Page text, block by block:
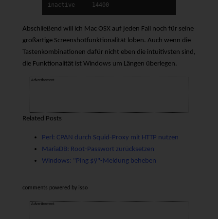
inactive     14400
Abschließend will ich Mac OSX auf jeden Fall noch für seine
großartige Screenshotfunktionalität loben. Auch wenn die
Tastenkombinationen dafür nicht eben die intuitivsten sind,
die Funktionalität ist Windows um Längen überlegen.
Advertisement
Related Posts
Perl: CPAN durch Squid-Proxy mit HTTP nutzen
MariaDB: Root-Passwort zurücksetzen
Windows: "Ping $ÿ"-Meldung beheben
comments powered by isso
Advertisement